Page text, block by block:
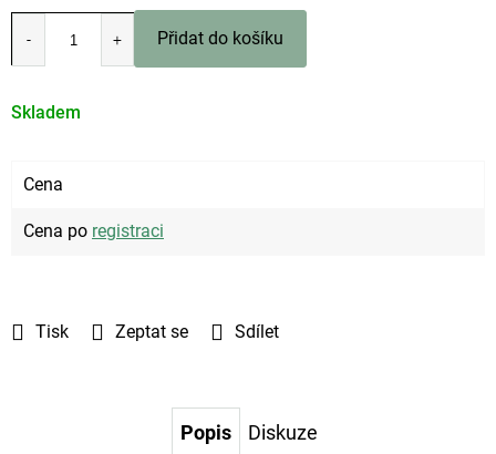
Skladem
Přidat do košíku
Tisk Zeptat se Sdílet
Cena
Cena po registraci
Popis Diskuze